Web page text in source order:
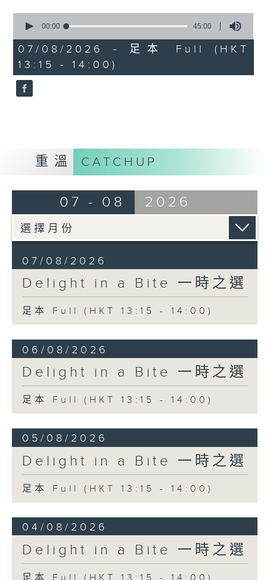
Tharaud (arr.)
Andantino from Rosamunde, D.797
Alexandre Tharaud (piano)
George Frideric Handel
Concerto Grosso in B minor, Op. 6
Reynaldo Hahn
days of harvesting)
Jeff Cohen (piano)
Pas d'action from Swan Lake (Act
2), Op. 20
Baiba Skride (violin)
City of Birmingham Symphony
Orchestra
Andris Nelsons (conductor)
Isaac Albéniz
El Albaicín from Iberia (Book 3)
Miguel Baselga (piano)
seconds
45
minutes,
0
seconds
00:00 45:00
07/08/2026 - 足本 Full (HKT
13:15 - 14:00)
重溫 CATCHUP
07 - 08 2026
07/08/2026
Delight in a Bite 一時之選
足本 Full (HKT 13:15 - 14:00)
06/08/2026
Delight in a Bite 一時之選
足本 Full (HKT 13:15 - 14:00)
05/08/2026
Delight in a Bite 一時之選
足本 Full (HKT 13:15 - 14:00)
04/08/2026
Delight in a Bite 一時之選
足本 Full (HKT 13:15 - 14:00)